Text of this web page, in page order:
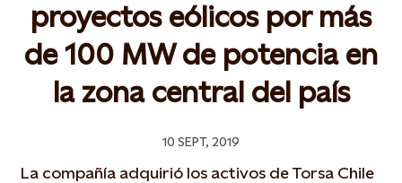
proyectos eólicos por más
de 100 MW de potencia en
la zona central del país
10 SEPT, 2019
La compañía adquirió los activos de Torsa Chile